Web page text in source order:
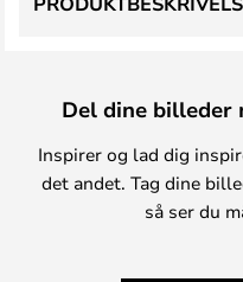
Del dine billeder
Inspirer og lad dig
det andet. Tag dine
så ser du